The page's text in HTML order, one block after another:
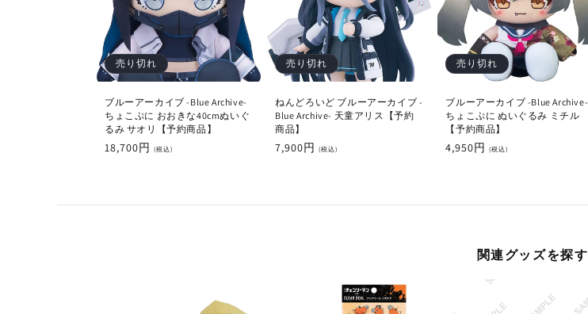
売り切れ
ブルーアーカイブ -Blue Archive-
ちょこぷに おおきな40cmぬいぐ
るみ サオリ【予約商品】
通
18,700円 (税込)
売り切れ
ねんどろいど ブルーアーカイブ -
Blue Archive- 天童アリス【予約
商品】
通
7,900円(税込)
売り切れ
ブルーアーカイブ -Blue Archive-
ちょこぷに ぬいぐるみ ミチル
【予約商品】
通
4,950円(税込)
関連グッズを探す